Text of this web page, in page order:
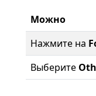
Можно
Нажмите на
Выберите